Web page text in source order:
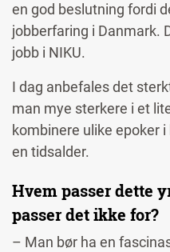
en god beslutning fordi
jobberfaring i Danmark.
jobb i NIKU.
I dag anbefales det
man mye sterkere i et
kombinere ulike epoker
en tidsalder.
Hvem passer dette
passer det ikke for?
– Man bør ha en